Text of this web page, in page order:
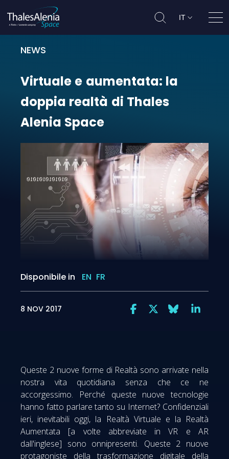
IT
NEWS
Virtuale e aumentata: la doppia
Virtuale e aumentata: la
doppia realtà di Thales
Alenia Space
Disponibile in EN FR
8 NOV 2017
Queste 2 nuove forme di Realtà sono arrivate nella
nostra vita quotidiana senza che ce ne
accorgessimo. Perché queste nuove tecnologie
hanno fatto parlare tanto su Internet? Confidenziali
ieri, inevitabili oggi, la Realtà Virtuale e la Realtà
Aumentata [a volte abbreviate in VR e AR
dall'inglese] sono onnipresenti. Queste 2 nuove
protagoniste della trasformazione digitale della